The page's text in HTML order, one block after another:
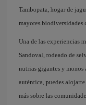
Tambopata, hogar de
mayores biodiversidades
Una de las experiencias
Sandoval, rodeado de
nutrias gigantes y monos
auténtica, puedes
más sobre las